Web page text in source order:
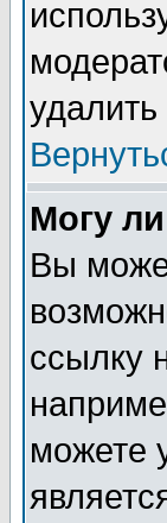
удалить
Могу
Вы
ссылку
можете